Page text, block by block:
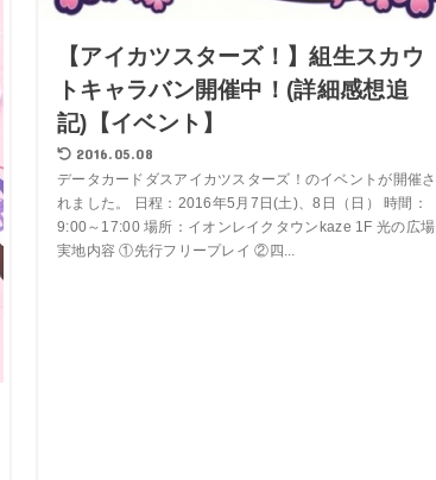
【アイカツスターズ！】組生スカウ
トキャラバン開催中！(詳細感想追
記)【イベント】
2016.05.08
データカードダスアイカツスターズ！のイベントが開催さ
れました。 日程：2016年5月7日(土)、8日（日） 時間：
9:00～17:00 場所：イオンレイクタウンkaze 1F 光の広場
実地内容 ①先行フリープレイ ②四...